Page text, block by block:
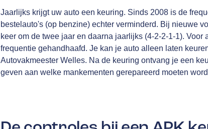
Jaarlijks krijgt uw auto een keuring. Sinds 2008 is de
bestelauto's (op benzine) echter verminderd. Bij nieuwe
keer om de twee jaar en daarna jaarlijks (4-2-2-1-1).
frequentie gehandhaafd. Je kan je auto alleen laten
Autovakmeester Welles. Na de keuring ontvang je een
geven aan welke mankementen gerepareerd moeten